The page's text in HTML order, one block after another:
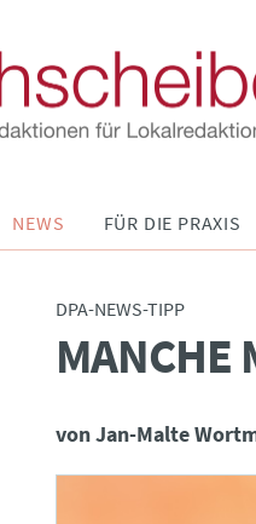
NEWS FÜR DIE PRAXIS
DPA-NEWS-TIPP
MANCHE
von Jan-Malte